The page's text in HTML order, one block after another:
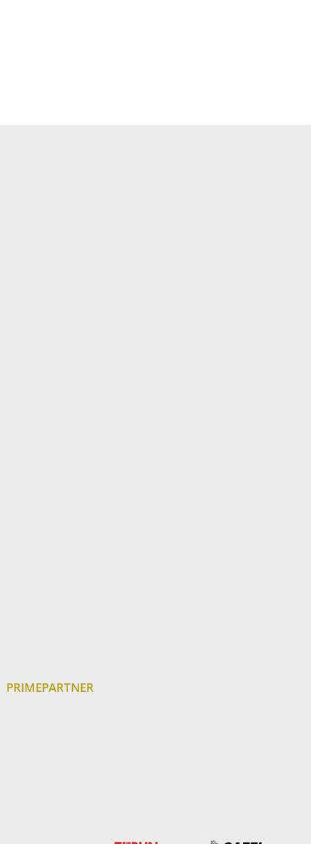
PRIMEPARTNER